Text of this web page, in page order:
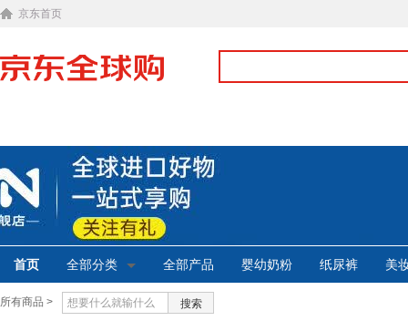
京东首页
首页 全部分类 全部产品 婴幼奶粉 纸尿裤 美
所有商品 > 搜索